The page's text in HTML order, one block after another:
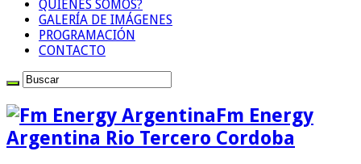
QUIENES SOMOS?
GALERÍA DE IMÁGENES
PROGRAMACIÓN
CONTACTO
Fm Energy
Argentina Rio Tercero Cordoba